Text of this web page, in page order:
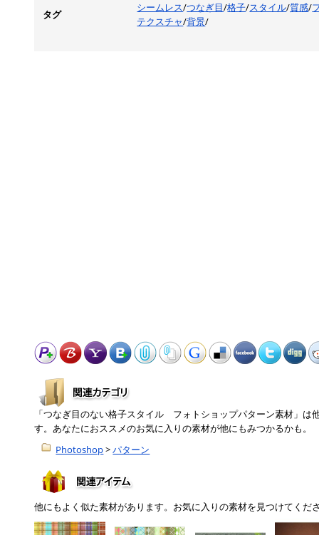
タグ
シームレス/つなぎ目/格子/スタイル/質感/
テクスチャ/背景/
「つなぎ目のない格子スタイル フォトショップパターン素材」は
す。あなたにおススメのお気に入りの素材が他にもみつかるかも。
Photoshop>パターン
他にもよく似た素材があります。お気に入りの素材を見つけてくだ